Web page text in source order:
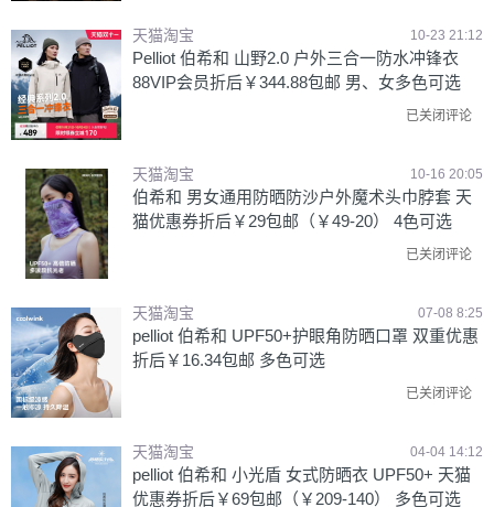
天猫淘宝 10-23 21:12
Pelliot 伯希和 山野2.0 户外三合一防水冲锋衣
88VIP会员折后￥344.88包邮 男、女多色可选
已关闭评论
天猫淘宝 10-16 20:05
伯希和 男女通用防晒防沙户外魔术头巾脖套 天
猫优惠券折后￥29包邮（￥49-20） 4色可选
已关闭评论
天猫淘宝 07-08 8:25
pelliot 伯希和 UPF50+护眼角防晒口罩 双重优惠
折后￥16.34包邮 多色可选
已关闭评论
天猫淘宝 04-04 14:12
pelliot 伯希和 小光盾 女式防晒衣 UPF50+ 天猫
优惠券折后￥69包邮（￥209-140） 多色可选